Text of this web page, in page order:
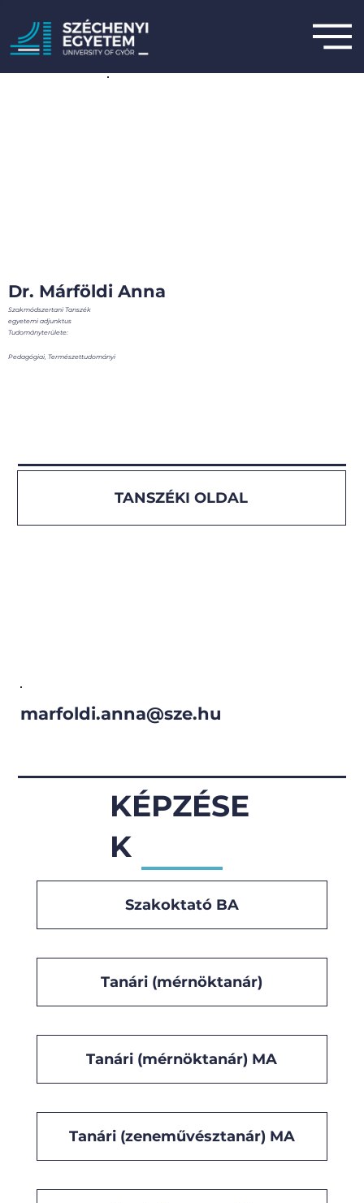
Szakmódszertani Tanszék
Dr. Márföldi Anna
egyetemi adjunktus
Tudományterülete:
Pedagógiai, Természettudományi
TANSZÉKI OLDAL
marfoldi.anna@sze.hu
KÉPZÉSE
K
Szakoktató BA
Tanári (mérnöktanár)
Tanári (mérnöktanár) MA
Tanári (zeneművésztanár) MA